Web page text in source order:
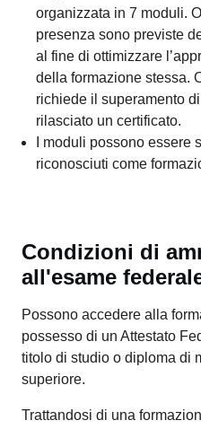
organizzata in 7 moduli.
presenza sono previste
al fine di ottimizzare
della formazione stessa.
richiede il superamento
rilasciato un certificato.
I moduli possono essere
riconosciuti come
Condizioni di
all'esame
Possono accedere alla
possesso di un Attestato
titolo di studio o diploma di
superiore.
Trattandosi di una